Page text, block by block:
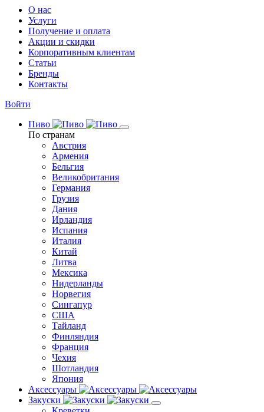
О нас
Услуги
Получение и оплата
Акции и скидки
Корпоративным клиентам
Статьи
Бренды
Контакты
Войти
Пиво
По странам
Австрия
Армения
Бельгия
Великобритания
Германия
Грузия
Дания
Ирландия
Испания
Италия
Китай
Литва
Мексика
Нидерланды
Норвегия
Сингапур
США
Тайланд
Финляндия
Франция
Чехия
Шотландия
Япония
Аксессуары
Закуски